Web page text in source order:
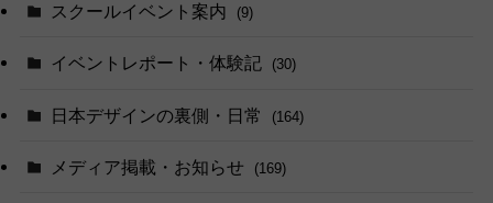
スクールイベント案内 (9)
イベントレポート・体験記 (30)
日本デザインの裏側・日常 (164)
メディア掲載・お知らせ (169)